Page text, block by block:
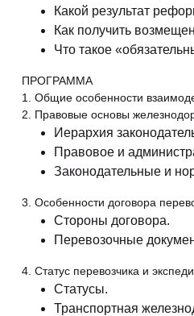
Какой результат
Как получить
Что такое
ПРОГРАММА
1. Общие особенности
2. Правовые основы
Иерархия
Правовое и
Законодательные и
3. Особенности договора
Стороны договора.
Перевозочные
4. Статус перевозчика и
Статусы.
Транспортная